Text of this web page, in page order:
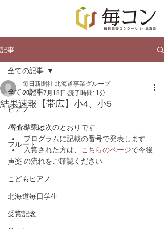
記事
全ての記事
ピアノ
バイオリン
フルート
声楽
こどもピアノ
北海道毎日学生
受賞記念
全ての記事
結果速報【帯広】小4、小5
毎日新聞社 北海道事業グループ
2022年7月18日 読了時間: 1分
審査結果は次のとおりです
プログラムに記載の番号で発表します
入賞された方は、
こちらのページで今後
の流れをご確認ください